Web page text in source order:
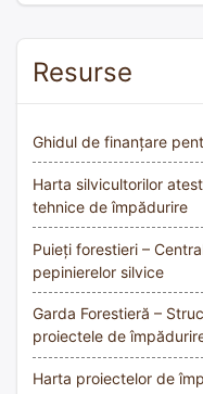
Resurse
Ghidul de finanțare
Harta silvicultorilor
tehnice de împădurire
Puieți forestieri –
pepinierelor silvice
Garda Forestieră –
proiectele de
Harta proiectelor de